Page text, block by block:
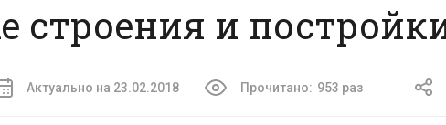
строения и
Актуально на 23.02.2018 Прочитано: 953 раз